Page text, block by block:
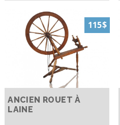
115$
ANCIEN ROUET À
LAINE